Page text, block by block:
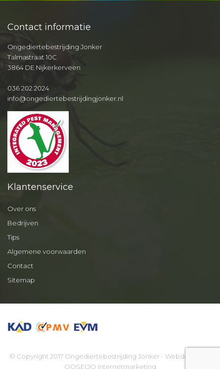
Contact informatie
Ongediertebestrijding Jonker
Talmastraat 10C
3864 DE Nijkerkerveen
036 202 2024
info@ongediertebestrijdingjonker.nl
Klantenservice
Over ons
Bedrijven
Tips
Algemene voorwaarden
Contact
Sitemap
© Copyright 2017 Ongediertebestrijding Jonker - Webdesign by
OOSEOO Internetmarketing